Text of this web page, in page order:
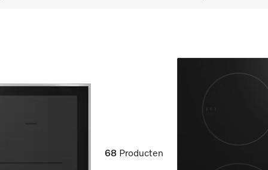
68 Producten